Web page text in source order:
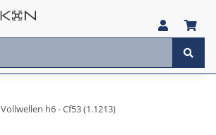
Vollwellen h6 - Cf53 (1.1213)